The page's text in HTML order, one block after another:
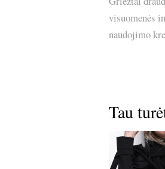
visuomenės
naudojimo
Tau